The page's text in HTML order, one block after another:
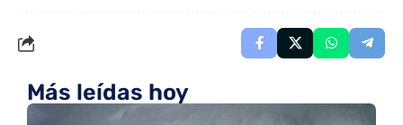
Más leídas hoy